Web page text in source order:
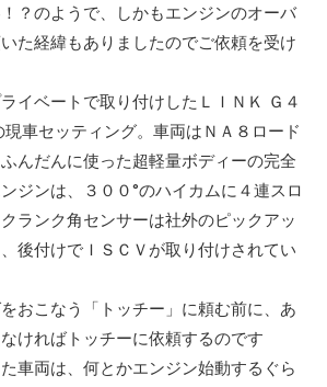
？のようで、しかもエンジンのオーバ
た経緯もありましたのでご依頼を受け
イベートで取り付けしたＬＩＮＫ Ｇ４
現車セッティング。車両はＮＡ８ロード
んだんに使った超軽量ボディーの完全
ジンは、３００°のハイカムに４連スロ
ランク角センサーは社外のピックアッ
後付けでＩＳＣＶが取り付けされてい
おこなう「トッチー」に頼む前に、あ
ければトッチーに依頼するのです
車両は、何とかエンジン始動するぐら